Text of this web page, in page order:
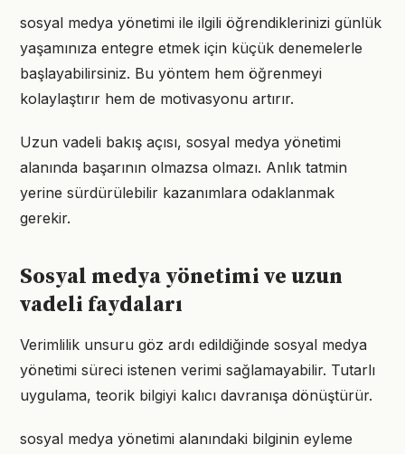
sosyal medya yönetimi ile ilgili öğrendiklerinizi günlük
yaşamınıza entegre etmek için küçük denemelerle
başlayabilirsiniz. Bu yöntem hem öğrenmeyi
kolaylaştırır hem de motivasyonu artırır.
Uzun vadeli bakış açısı, sosyal medya yönetimi
alanında başarının olmazsa olmazı. Anlık tatmin
yerine sürdürülebilir kazanımlara odaklanmak
gerekir.
Sosyal medya yönetimi ve uzun
vadeli faydaları
Verimlilik unsuru göz ardı edildiğinde sosyal medya
yönetimi süreci istenen verimi sağlamayabilir. Tutarlı
uygulama, teorik bilgiyi kalıcı davranışa dönüştürür.
sosyal medya yönetimi alanındaki bilginin eyleme